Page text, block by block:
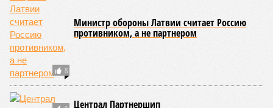
жизни полумиллиона человек.
Кажется, стремящаяся сохранить свою чистоту природа
что-то знала о том, какие именно страны станут со
временем самыми «грязными» в плане производств, и
планомерно подтачивала их демографию. А как ещё
объяснить то, что в топ-10 природных катастроф почти все
места занимают бедствия, разразившиеся в Индии,